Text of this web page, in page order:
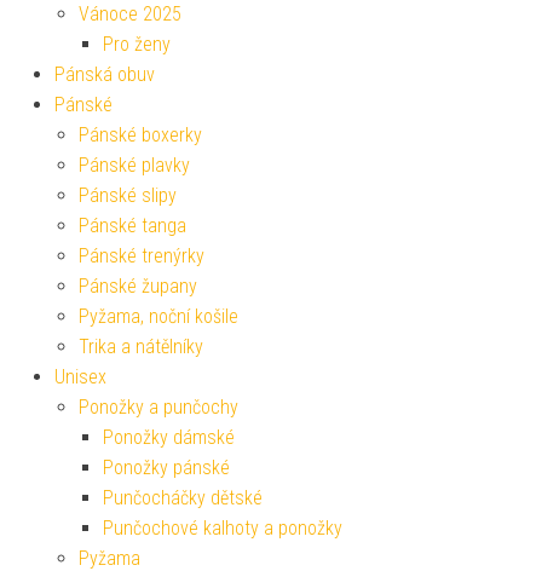
Vánoce 2025
Pro ženy
Pánská obuv
Pánské
Pánské boxerky
Pánské plavky
Pánské slipy
Pánské tanga
Pánské trenýrky
Pánské župany
Pyžama, noční košile
Trika a nátělníky
Unisex
Ponožky a punčochy
Ponožky dámské
Ponožky pánské
Punčocháčky dětské
Punčochové kalhoty a ponožky
Pyžama